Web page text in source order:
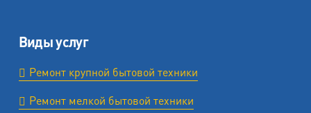
Виды услуг
Ремонт крупной бытовой техники
Ремонт мелкой бытовой техники